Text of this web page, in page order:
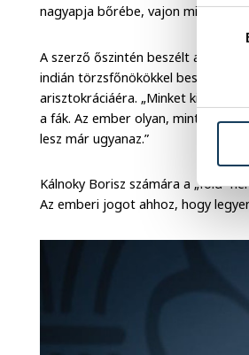
nagyapja bőrébe, vajon mi
A szerző őszintén beszélt az
indián törzsfőnökökkel
arisztokráciáéra. „Minket
a fák. Az ember olyan, mint a fa:
lesz már ugyanaz.”
Kálnoky Borisz számára a „föld”
Az emberi jogot ahhoz, hogy